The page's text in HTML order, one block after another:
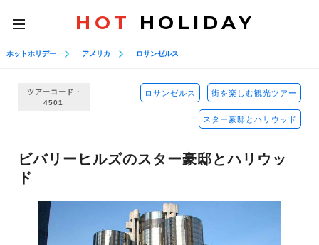
toggle
navigation
HOT HOLIDAY
ホットホリデー アメリカ ロサンゼルス
ツアーコード :
4501
ロサンゼルス 街を楽しむ観光ツアー
スター豪邸とハリウッド
ビバリーヒルズのスター豪邸とハリウッ
ド